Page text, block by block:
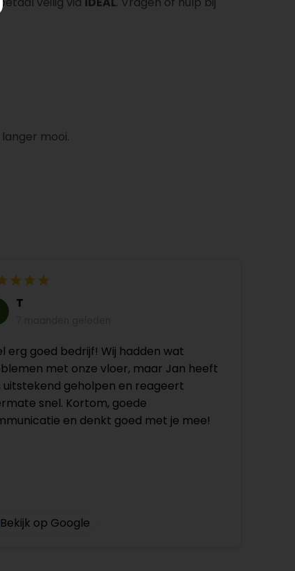
mooi.
T
erg goed bedrijf! Wij hadden wat
met onze vloer, maar Jan heeft
uitstekend geholpen en reageert
snel. Kortom, goede
en denkt goed met je mee!
Bekijk op Google